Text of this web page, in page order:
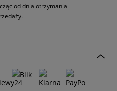
od dnia otrzymania